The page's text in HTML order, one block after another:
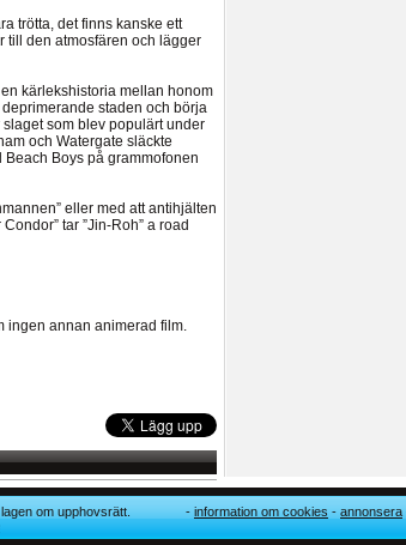
trötta, det finns kanske ett
till den atmosfären och lägger
kärlekshistoria mellan honom
staden och börja
som blev populärt under
och Watergate släckte
Boys på grammofonen
eller med att antihjälten
tar ”Jin-Roh” a road
ingen annan animerad film.
om upphovsrätt.
information om cookies annonsera